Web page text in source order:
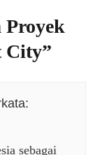
City”
sebagai